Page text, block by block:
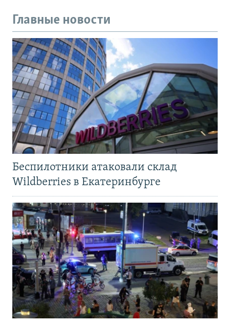
Главные новости
Беспилотники атаковали склад
Wildberries в Екатеринбурге